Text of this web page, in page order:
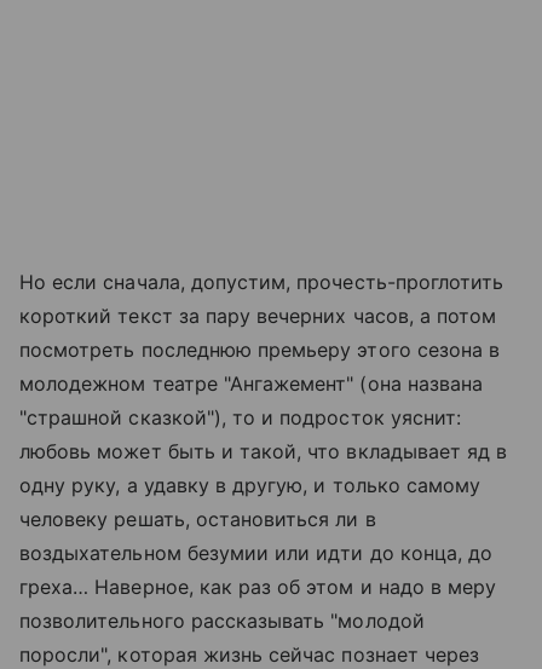
Но если сначала, допустим, прочесть-проглотить
короткий текст за пару вечерних часов, а потом
посмотреть последнюю премьеру этого сезона в
молодежном театре "Ангажемент" (она названа
"страшной сказкой"), то и подросток уяснит:
любовь может быть и такой, что вкладывает яд в
одну руку, а удавку в другую, и только самому
человеку решать, остановиться ли в
воздыхательном безумии или идти до конца, до
греха… Наверное, как раз об этом и надо в меру
позволительного рассказывать "молодой
поросли", которая жизнь сейчас познает через